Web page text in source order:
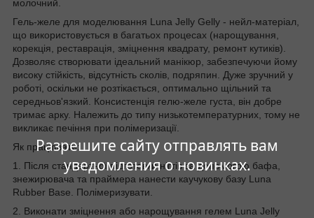
Разрешите сайту отправлять вам
уведомления о новинках.
молочний.
Гель-желе для моделювання Luna Jelly Gelly - нейл-матеріал,
що використовується в багатьох процесах (нарощування,
корекція, реставрація, зміцнення квадрату, ремонт кутиків).
Дозволяє створювати ідеальний манікюр, забезпечуючи йому
високу стійкість, відсутність сколів, подряпин. Дуже зручний у
роботі, оскільки не розтікається, оптимально щільний та
середньов'язкий. Консистенція гелю-желе густа, він добре
тримає арку. Належить до типу низькотемпературних, тому не
викликає печіння при полімеризації.
Як працювати:
1. Після стандартної підготовки нігтів за допомогою бафа,
знежирювача та праймера нанести каучукову базу Luna
Rubber Base. Полімеризувати.
2. Виконати зміцнення або нарощування гелем Luna Jelly